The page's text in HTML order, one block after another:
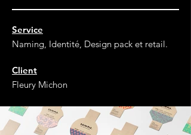
Service
Naming, Identité, Design pack et retail.
Client
Fleury Michon